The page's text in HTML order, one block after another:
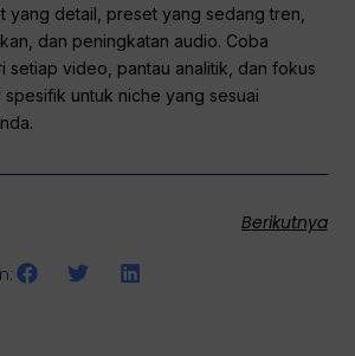
yang detail, preset yang sedang tren,
dan peningkatan audio. Coba
setiap video, pantau analitik, dan fokus
untuk niche yang sesuai
Berikutnya